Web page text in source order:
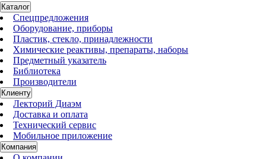
Каталог
Спецпредложения
Оборудование, приборы
Пластик, стекло, принадлежности
Химические реактивы, препараты, наборы
Предметный указатель
Библиотека
Производители
Клиенту
Лекторий Диаэм
Доставка и оплата
Технический сервис
Мобильное приложение
Компания